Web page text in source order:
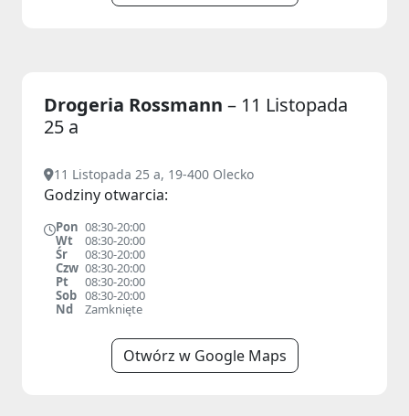
Drogeria Rossmann – 11 Listopada
25 a
11 Listopada 25 a, 19-400 Olecko
Godziny otwarcia:
Pon 08:30-20:00
Wt
08:30-20:00
Śr
08:30-20:00
Czw 08:30-20:00
Pt
08:30-20:00
Sob 08:30-20:00
Nd
Zamknięte
Otwórz w Google Maps